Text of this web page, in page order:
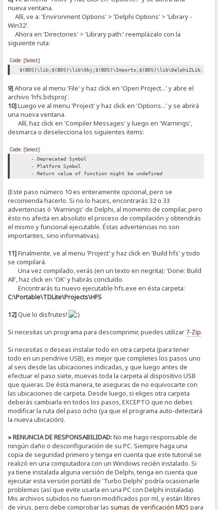
nueva ventana.
Allí, ve a: 'Environment Options' > 'Delphi Options' > 'Library -
Win32'.
Ahora en 'Directories' > 'Library path:' reemplázalo con la
siguiente ruta:
Code: [Select]
9]Ahora ve al menu 'File' y haz click en 'Open Project...' y abre el
archivo 'hfs.bdsproj'.
10]Luego ve al menu 'Project' y haz click en 'Options...' y se abrirá
una nueva ventana.
Allí, haz click en 'Compiler Messages' y luego en 'Warnings',
desmarca o deselecciona los siguientes items:
Code: [Select]
- Deprecated Symbol
- Platform Symbol
- Return value of function might be undefined
(Este paso número 10 es enteramente opcional, pero se
recomienda hacerlo. Si no lo haces, encontrarás 32 o 33
advertencias ó 'Warnings' de Delphi, al momento de compilar, pero
ésto no afecta en absoluto el proceso de compilación y obtendrás
el mismo y funcional ejecutable. Éstas advertencias no son
importantes, sino informativas).
11]Finalmente, ve al menu 'Project' y haz click en 'Build hfs' y todo
se compilará.
Una vez compilado, verás (en un texto en negrita): 'Done: Build
All', haz click en 'OK' y habrás concluído.
Encontrarás tu nuevo ejecutable hfs.exe en ésta carpeta:
C:\Portable\TDLite\Projects\HFS
12]Que lo disfrutes!
Si necesitas un programa para descomprimir, puedes utilizar 7-Zip.
Si necesitas o deseas instalar todo en otra carpeta (para tener
todo en un pendrive USB), es mejor que completes los pasos uno
al seis desde las ubicaciones indicadas, y que luego antes de
efectuar el paso siete, muevas toda la carpeta al dispositivo USB
que quieras. De ésta manera, te aseguras de no equivocarte con
las ubicaciones de carpeta. Desde luego, si eliges otra carpeta
deberás cambiarla en todos los pasos, EXCEPTO que no debes
modificar la ruta del paso ocho (ya que el programa auto-detectará
la nueva ubicación).
» RENUNCIA DE RESPONSABILIDAD:No me hago responsable de
ningún daño o desconfiguración de su PC. Siempre haga una
copia de seguridad primero y tenga en cuenta que este tutorial se
realizó en una computadora con un Windows recién instalado. Si
ya tiene instalada alguna versión de Delphi, tenga en cuenta que
ejecutar esta versión portátil de 'Turbo Delphi' podría ocasionarle
problemas (así que evite usarla en una PC con Delphi instalada).
Mis archivos subidos no fueron modificados por mí, y están libres
de virus, pero debe comprobar lassumas de verificación MD5 para